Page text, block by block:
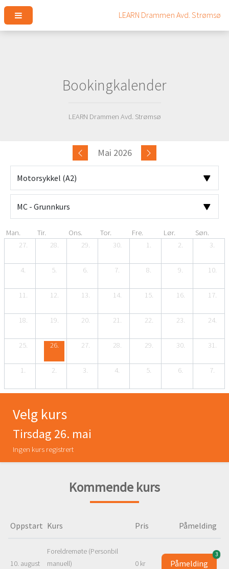
Bookingkalender
LEARN Drammen Avd. Strømsø
Mai 2026
Man. Tir. Ons. Tor. Fre. Lør.
Søn.
27.
28. 29. 30. 1. 2. 3.
4. 5. 6. 7. 8. 9. 10.
11. 12. 13. 14. 15. 16. 17.
18. 19. 20. 21. 22. 23. 24.
25. 26. 27. 28. 29. 30. 31.
1. 2. 3. 4. 5. 6. 7.
Velg kurs
Tirsdag 26. mai
Ingen kurs registrert
Kommende kurs
Oppstart Kurs Pris Påmelding
10. august
Foreldremøte (Personbil
manuell)
0 kr Påmelding
3